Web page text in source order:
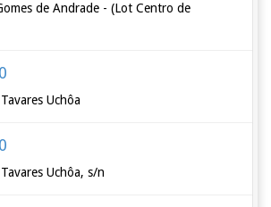
de Andrade - (Lot Centro de
Uchôa
Uchôa, s/n